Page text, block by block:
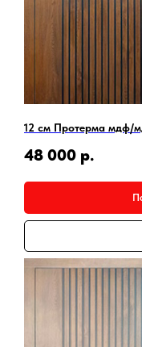
12 см Протерма мдф/
48 000 р.